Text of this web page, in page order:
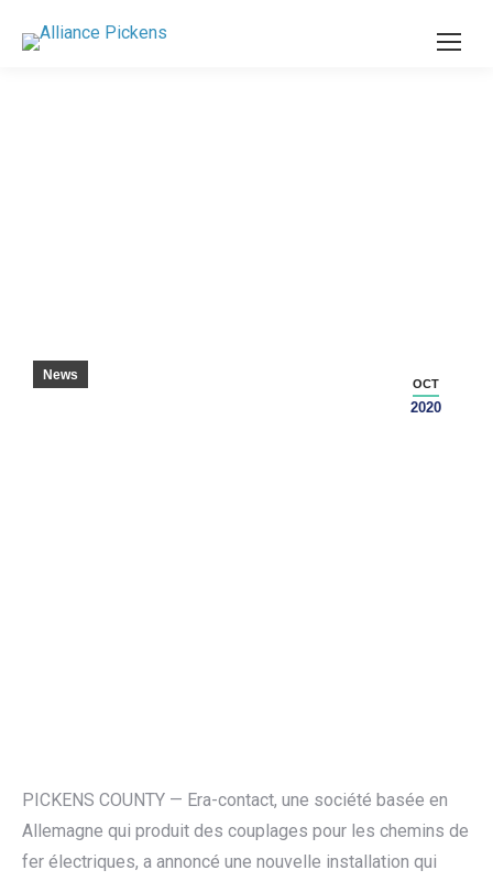
OCT
2020
News
PICKENS COUNTY — Era-contact, une société basée en
Allemagne qui produit des couplages pour les chemins de
fer électriques, a annoncé une nouvelle installation qui